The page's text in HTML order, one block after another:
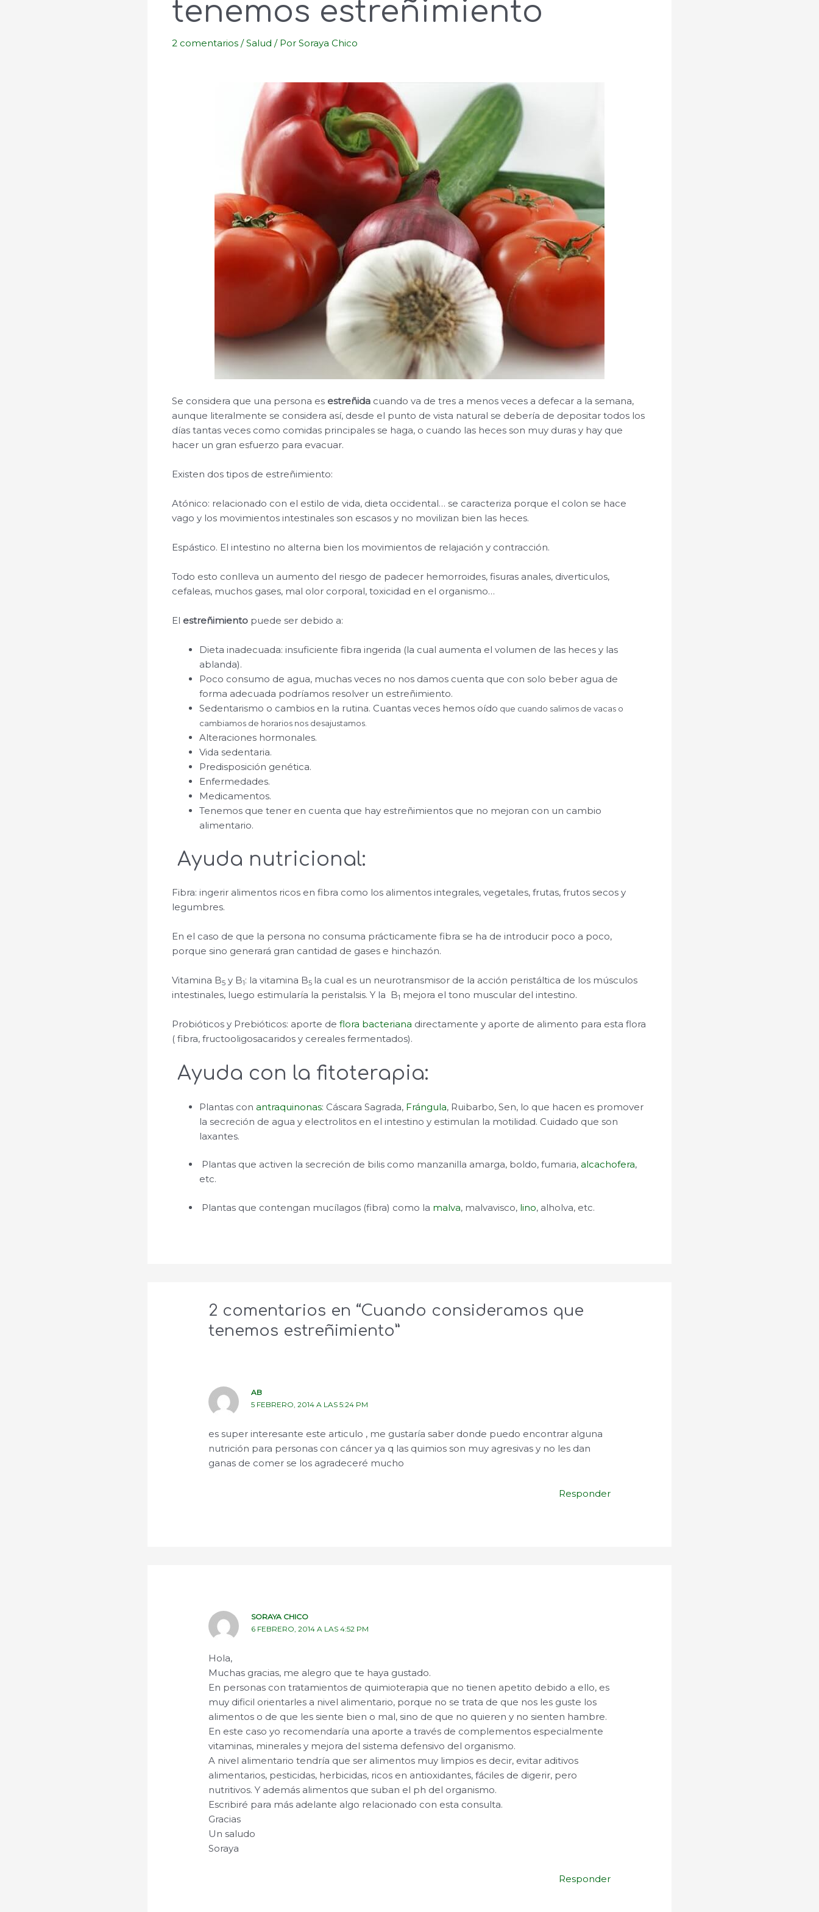
tenemos estreñimiento
2 comentarios /Salud / PorSoraya Chico
Se considera que una persona es estreñida cuando va de tres a menos veces a defecar a la semana,
aunque literalmente se considera así, desde el punto de vista natural se debería de depositar todos los
días tantas veces como comidas principales se haga, o cuando las heces son muy duras y hay que
hacer un gran esfuerzo para evacuar.
Existen dos tipos de estreñimiento:
Atónico: relacionado con el estilo de vida, dieta occidental… se caracteriza porque el colon se hace
vago y los movimientos intestinales son escasos y no movilizan bien las heces.
Espástico. El intestino no alterna bien los movimientos de relajación y contracción.
Todo esto conlleva un aumento del riesgo de padecer hemorroides, fisuras anales, diverticulos,
cefaleas, muchos gases, mal olor corporal, toxicidad en el organismo…
El estreñimiento puede ser debido a:
Dieta inadecuada: insuficiente fibra ingerida (la cual aumenta el volumen de las heces y las
ablanda).
Poco consumo de agua, muchas veces no nos damos cuenta que con solo beber agua de
forma adecuada podríamos resolver un estreñimiento.
Sedentarismo o cambios en la rutina. Cuantas veces hemos oído que cuando salimos de vacas o
cambiamos de horarios nos desajustamos.
Alteraciones hormonales.
Vida sedentaria.
Predisposición genética.
Enfermedades.
Medicamentos.
Tenemos que tener en cuenta que hay estreñimientos que no mejoran con un cambio
alimentario.
Ayuda nutricional:
Fibra: ingerir alimentos ricos en fibra como los alimentos integrales, vegetales, frutas, frutos secos y
legumbres.
En el caso de que la persona no consuma prácticamente fibra se ha de introducir poco a poco,
porque sino generará gran cantidad de gases e hinchazón.
Vitamina B5 y B1: la vitamina B5 la cual es un neurotransmisor de la acción peristáltica de los músculos
intestinales, luego estimularía la peristalsis. Y la B1 mejora el tono muscular del intestino.
Probióticos y Prebióticos: aporte deflora bacteriana directamente y aporte de alimento para esta flora
( fibra, fructooligosacaridos y cereales fermentados).
Ayuda con la fitoterapia:
Plantas conantraquinonas: Cáscara Sagrada, Frángula, Ruibarbo, Sen, lo que hacen es promover
la secreción de agua y electrolitos en el intestino y estimulan la motilidad. Cuidado que son
laxantes.
Plantas que activen la secreción de bilis como manzanilla amarga, boldo, fumaria,alcachofera,
etc.
Plantas que contengan mucílagos (fibra) como la malva, malvavisco, lino, alholva, etc.
2 comentarios en “Cuando consideramos que
tenemos estreñimiento”
AB
5 FEBRERO, 2014 A LAS 5:24 PM
es super interesante este articulo , me gustaría saber donde puedo encontrar alguna
nutrición para personas con cáncer ya q las quimios son muy agresivas y no les dan
ganas de comer se los agradeceré mucho
Responder
SORAYA CHICO
6 FEBRERO, 2014 A LAS 4:52 PM
Hola,
Muchas gracias, me alegro que te haya gustado.
En personas con tratamientos de quimioterapia que no tienen apetito debido a ello, es
muy dificil orientarles a nivel alimentario, porque no se trata de que nos les guste los
alimentos o de que les siente bien o mal, sino de que no quieren y no sienten hambre.
En este caso yo recomendaría una aporte a través de complementos especialmente
vitaminas, minerales y mejora del sistema defensivo del organismo.
A nivel alimentario tendría que ser alimentos muy limpios es decir, evitar aditivos
alimentarios, pesticidas, herbicidas, ricos en antioxidantes, fáciles de digerir, pero
nutritivos. Y además alimentos que suban el ph del organismo.
Escribiré para más adelante algo relacionado con esta consulta.
Gracias
Un saludo
Soraya
Responder